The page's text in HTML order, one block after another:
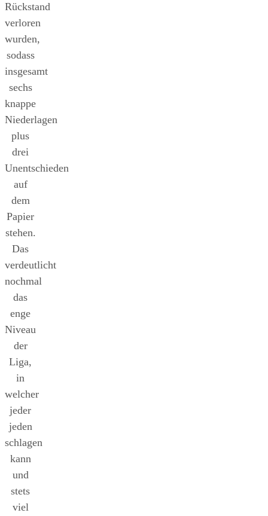
Rückstand
verloren
wurden,
sodass
insgesamt
sechs
knappe
Niederlagen
plus
drei
Unentschieden
auf
dem
Papier
stehen.
Das
verdeutlicht
nochmal
das
enge
Niveau
der
Liga,
in
welcher
jeder
jeden
schlagen
kann
und
stets
viel